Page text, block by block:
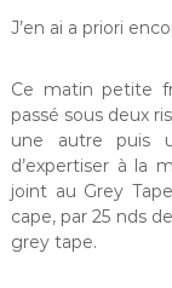
J’en ai a priori
Ce matin petite
passé sous deux
une autre puis
d’expertiser à la
joint au Grey
cape, par 25 nds
grey tape.